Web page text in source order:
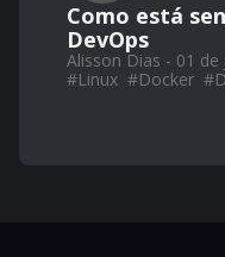
Como está
DevOps
Alisson Dias - 01 de
#Linux #Docker #